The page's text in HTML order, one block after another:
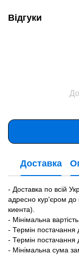
Відгуки
Доставка
- Доставка по всій
адресно кур'єром до
киента).
- Мінімальна
- Термін постачання
- Термін постачання
- Мінімальна сума